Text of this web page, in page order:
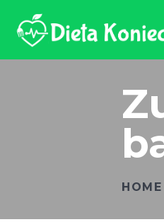
HOME